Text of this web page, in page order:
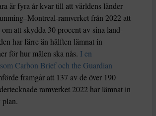
är fyra år kvar till att världens länder
ramverket från 2022 att
att skydda 30 procent av sina land-
har färre än hälften lämnat in
för hur målen ska nås. I en
Carbon Brief och the Guardian
framgår att 137 av de över 190
ramverket 2022 har lämnat in
plan.